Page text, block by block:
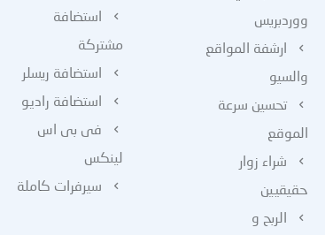
ووردبريس
ارشفة المواقع
والسيو
تحسين سرعة
الموقع
شراء زوار
حقيقيين
الربح و
استضافة
مشتركة
استضافة ريسلر
استضافة راديو
فى بى اس
لينكس
سيرفرات كاملة